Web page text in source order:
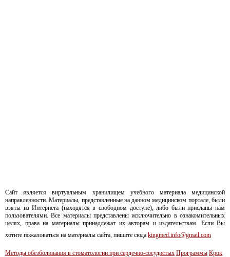
Сайт является виртуальным хранилищем учебного материала медицинской
направленности. Материалы, представленные на данном медицинском портале, были
взяты из Интернета (находятся в свободном доступе), либо были присланы нам
пользователями. Все материалы представлены исключительно в ознакомительных
целях, права на материалы принадлежат их авторам и издательствам. Если Вы
хотите пожаловаться на материалы сайта, пишите сюда kingmed.info@gmail.com
Методы обезболивания в стоматологии при сердечно-сосудистых Программы Крок